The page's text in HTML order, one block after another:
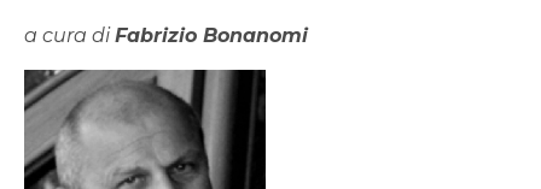
a cura diFabrizio Bonanomi